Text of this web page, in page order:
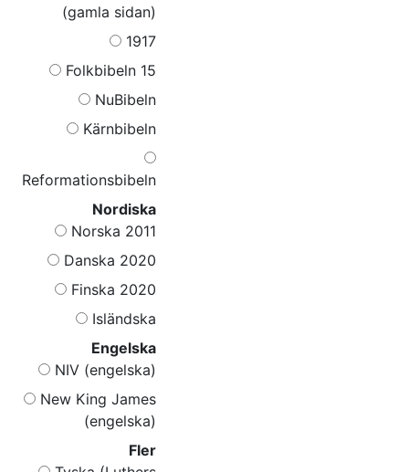
(gamla sidan)
1917
Folkbibeln 15
NuBibeln
Kärnbibeln
Reformationsbibeln
Nordiska
Norska 2011
Danska 2020
Finska 2020
Isländska
Engelska
NIV (engelska)
New King James
(engelska)
Fler